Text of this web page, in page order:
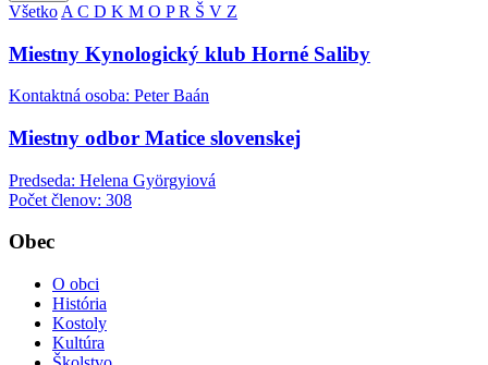
Všetko A C D K M O PR Š V Z
Miestny Kynologický klub Horné Saliby
Kontaktná osoba: Peter Baán
Miestny odbor Matice slovenskej
Predseda: Helena Györgyiová
Počet členov: 308
Obec
O obci
História
Kostoly
Kultúra